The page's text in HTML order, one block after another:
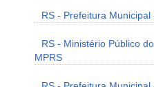
RS - Prefeitura
RS - Ministério Público
MPRS